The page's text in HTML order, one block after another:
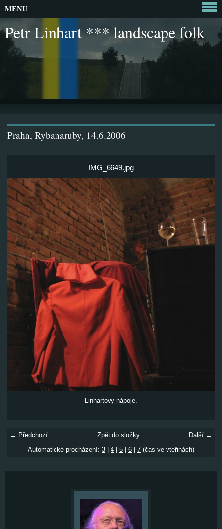
Petr Linhart *** landscape folk
Praha, Rybanaruby, 14.6.2006
IMG_6649.jpg
Linhartovy nápoje.
← Předchozí Další →
Zpět do složky
Automatické procházení: 3 4 5 6 7 (čas ve vteřinách)
MENU